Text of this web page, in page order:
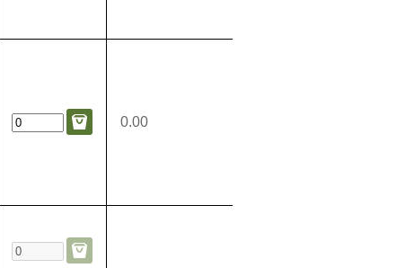
0.00